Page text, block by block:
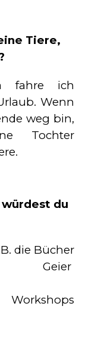
Tiere,
fahre ich
Wenn
weg bin,
Tochter
du
die Bücher
Geier